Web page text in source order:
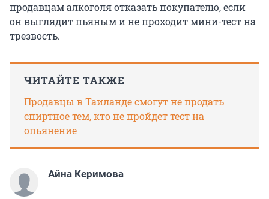
продавцам алкоголя отказать покупателю, если
он выглядит пьяным и не проходит мини-тест на
трезвость.
ЧИТАЙТЕ ТАКЖЕ
Продавцы в Таиланде смогут не продать
спиртное тем, кто не пройдет тест на
опьянение
Айна Керимова